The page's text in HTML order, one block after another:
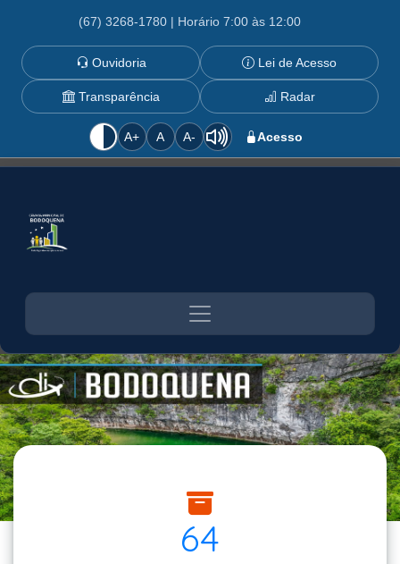
(67) 3268-1780 | Horário 7:00 às 12:00
Ouvidoria Lei de Acesso
Transparência Radar
A+ A A- Acesso
64